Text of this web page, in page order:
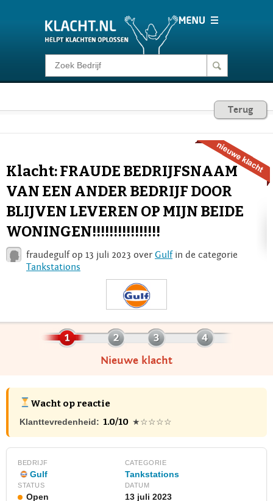
Klacht melden
Consumentenrecht
Voor Bedrijven
Terug
Klacht: FRAUDE BEDRIJFSNAAM
VAN EEN ANDER BEDRIJF DOOR
BLIJVEN LEVEREN OP MIJN BEIDE
WONINGEN!!!!!!!!!!!!!!!!
fraudegulf op 13 juli 2023 overGulfin de categorie
Tankstations
Nieuwe klacht
Wacht op reactie
Klanttevredenheid: 1.0/10 ★☆☆☆☆
BEDRIJF
Gulf
CATEGORIE
Tankstations
STATUS
Open
DATUM
13 juli 2023